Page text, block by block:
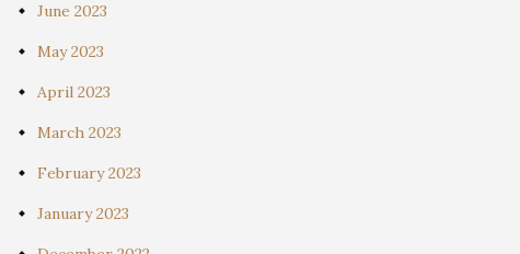
June 2023
May 2023
April 2023
March 2023
February 2023
January 2023